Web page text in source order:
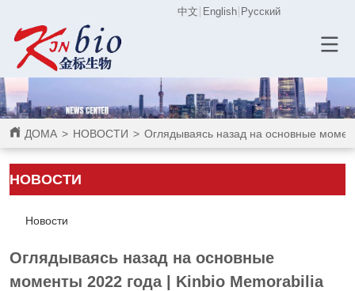
中文 English Русский
ДОМА > НОВОСТИ > Оглядываясь назад на основные
НОВОСТИ
Новости
Оглядываясь назад на основные
моменты 2022 года | Kinbio Memorabilia